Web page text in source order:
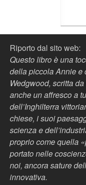
Riporto dal sito web:
Questo libro è una
della piccola Annie e
Wedgwood, scritta
anche un affresco a
dell’Inghilterra
chiese, i suoi
scienza e
proprio come quella
portato nelle
noi, ancora sature
innovativa.